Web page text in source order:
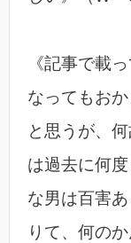
《記事で載
なってもお
と思うが、
は過去に何
な男は百害
りて、何の